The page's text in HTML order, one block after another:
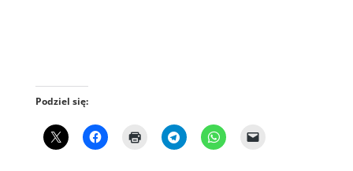
Podziel się: